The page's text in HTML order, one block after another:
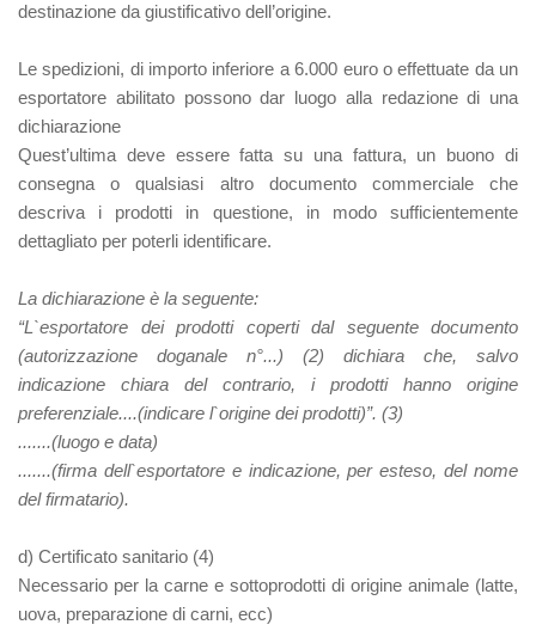
destinazione da giustificativo dell’origine.
Le spedizioni, di importo inferiore a 6.000 euro o effettuate da un
esportatore abilitato possono dar luogo alla redazione di una
dichiarazione
Quest’ultima deve essere fatta su una fattura, un buono di
consegna o qualsiasi altro documento commerciale che
descriva i prodotti in questione, in modo sufficientemente
dettagliato per poterli identificare.
La dichiarazione è la seguente:
“L`esportatore dei prodotti coperti dal seguente documento
(autorizzazione doganale n°...) (2) dichiara che, salvo
indicazione chiara del contrario, i prodotti hanno origine
preferenziale....(indicare l`origine dei prodotti)”. (3)
.......(luogo e data)
.......(firma dell`esportatore e indicazione, per esteso, del nome
del firmatario).
d) Certificato sanitario (4)
Necessario per la carne e sottoprodotti di origine animale (latte,
uova, preparazione di carni, ecc)